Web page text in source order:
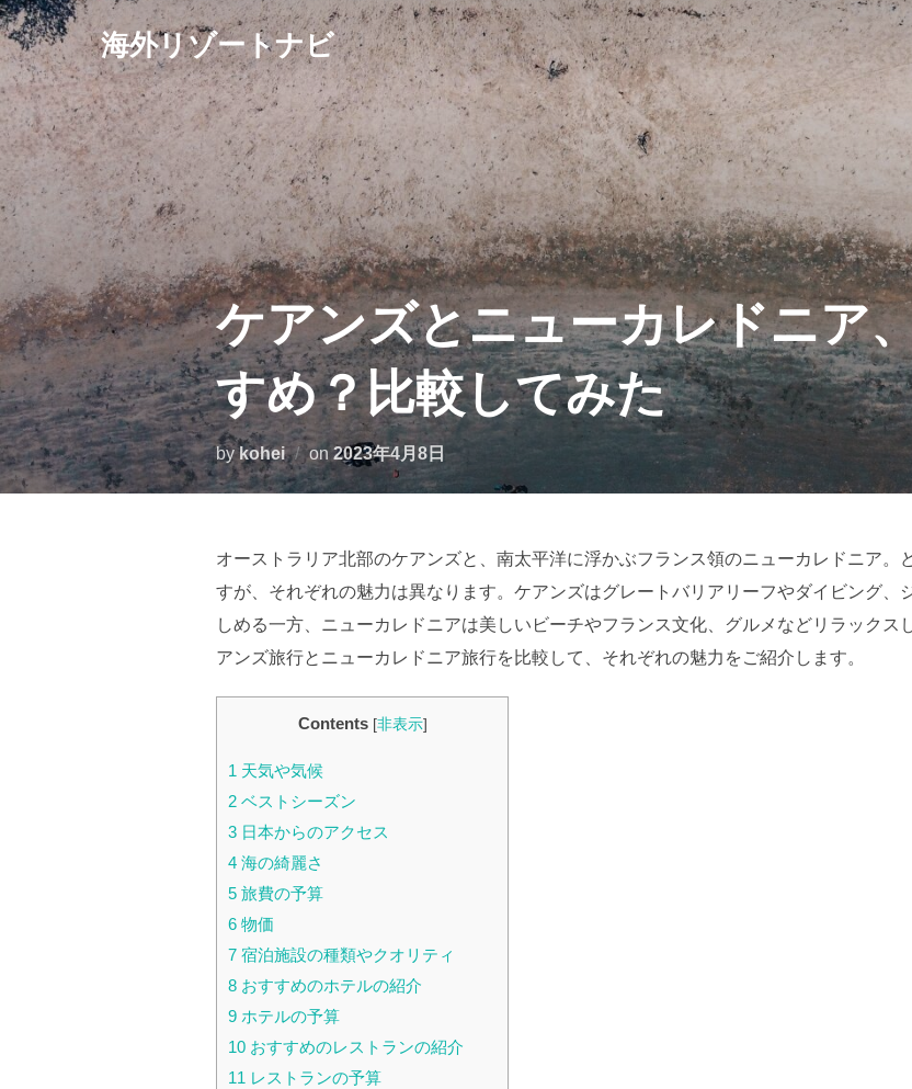
コ
ン
テ
ン
ツ
へ
ス
キ
ッ
プ
海外リゾートナビ
ケアンズとニューカレドニア
すめ？比較してみた
bykohei on 投
稿
2023年4月8日
オーストラリア北部のケアンズと、南太平洋に浮かぶフランス領のニューカレドニア。
すが、それぞれの魅力は異なります。ケアンズはグレートバリアリーフやダイビング、
しめる一方、ニューカレドニアは美しいビーチやフランス文化、グルメなどリラックス
アンズ旅行とニューカレドニア旅行を比較して、それぞれの魅力をご紹介します。
Contents [非表示]
1 天気や気候
2 ベストシーズン
3 日本からのアクセス
4 海の綺麗さ
5 旅費の予算
6 物価
7 宿泊施設の種類やクオリティ
8 おすすめのホテルの紹介
9 ホテルの予算
10 おすすめのレストランの紹介
11 レストランの予算